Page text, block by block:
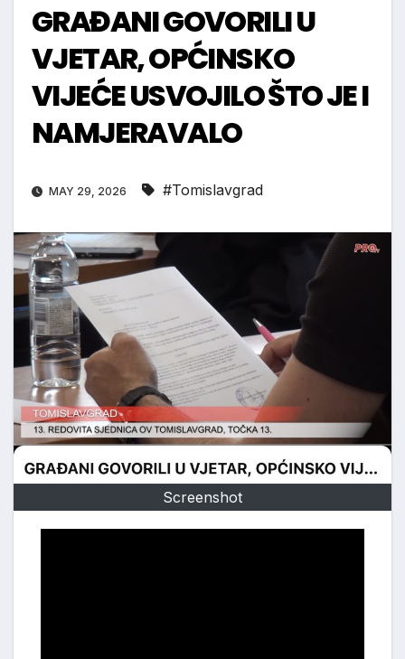
GRAĐANI GOVORILI U
VJETAR, OPĆINSKO
VIJEĆE USVOJILO ŠTO JE I
NAMJERAVALO
MAY 29, 2026 #Tomislavgrad
Screenshot